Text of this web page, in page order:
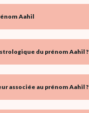
Aahil
du prénom Aahil ?
associée au prénom Aahil ?